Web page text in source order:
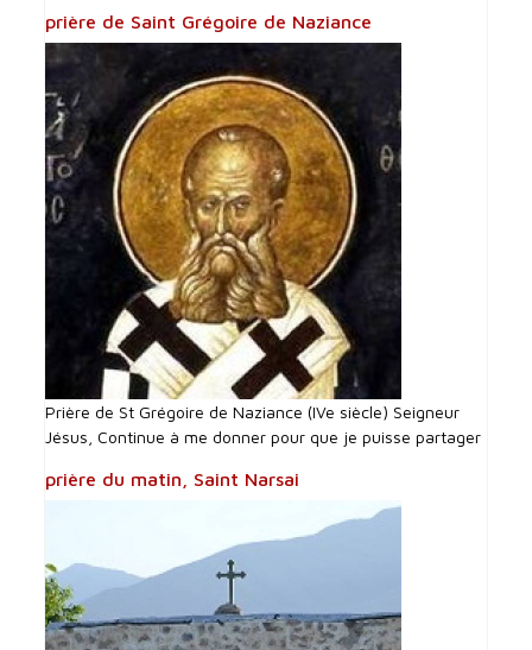
prière de Saint Grégoire de Naziance
Prière de St Grégoire de Naziance (IVe siècle) Seigneur
Jésus, Continue à me donner pour que je puisse partager
prière du matin, Saint Narsai